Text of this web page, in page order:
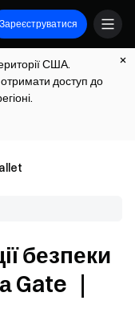
Зареєструватися
США.
доступ до
безпеки
｜